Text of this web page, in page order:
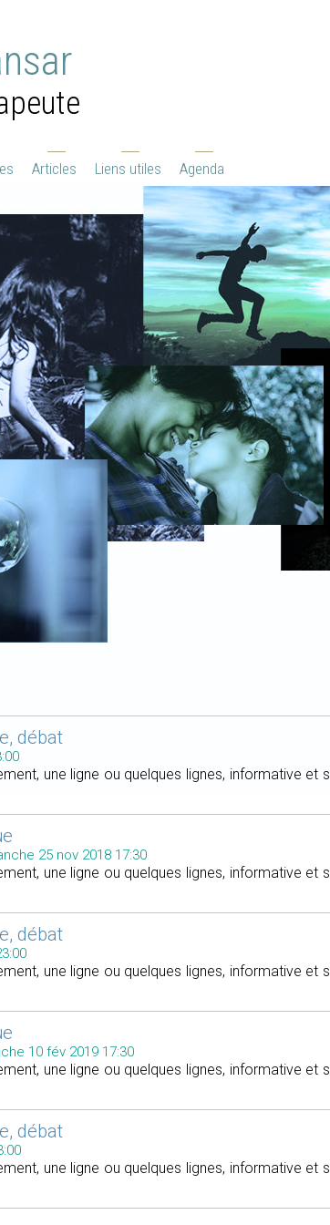
Articles Liens utiles Agenda
débat
une ligne ou quelques lignes, informative et
25 nov 2018 17:30
une ligne ou quelques lignes, informative et
débat
une ligne ou quelques lignes, informative et
10 fév 2019 17:30
une ligne ou quelques lignes, informative et
débat
une ligne ou quelques lignes, informative et